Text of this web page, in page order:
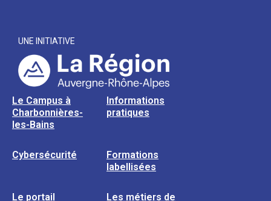
UNE INITIATIVE
Le Campus à
Charbonnières-
les-Bains
Informations
pratiques
Cybersécurité
Formations
labellisées
Le portail
Les métiers de